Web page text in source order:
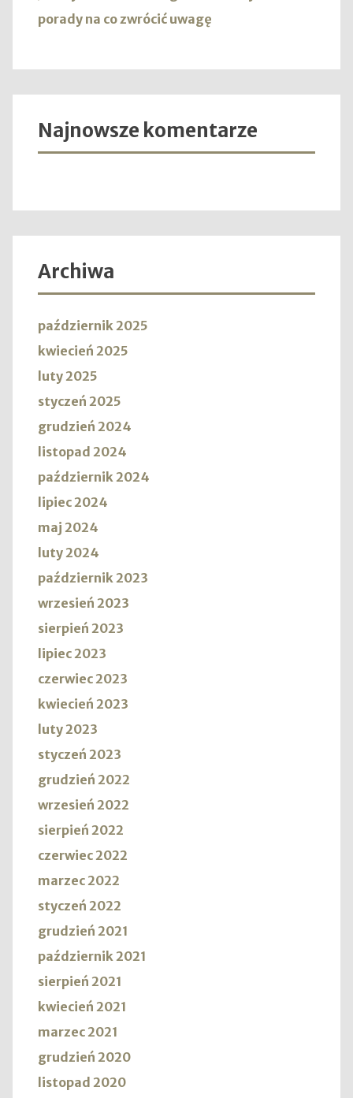
porady na co zwrócić uwagę
Najnowsze komentarze
Archiwa
październik 2025
kwiecień 2025
luty 2025
styczeń 2025
grudzień 2024
listopad 2024
październik 2024
lipiec 2024
maj 2024
luty 2024
październik 2023
wrzesień 2023
sierpień 2023
lipiec 2023
czerwiec 2023
kwiecień 2023
luty 2023
styczeń 2023
grudzień 2022
wrzesień 2022
sierpień 2022
czerwiec 2022
marzec 2022
styczeń 2022
grudzień 2021
październik 2021
sierpień 2021
kwiecień 2021
marzec 2021
grudzień 2020
listopad 2020